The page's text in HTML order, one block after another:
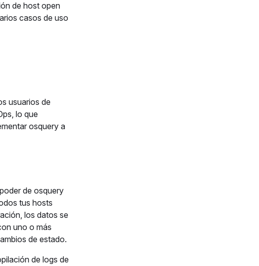
de host open
casos de uso
usuarios de
lo que
osquery a
de osquery
tus hosts
los datos se
uno o más
de estado.
de logs de